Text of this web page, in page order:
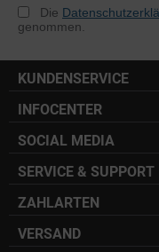
Die
genommen.
KUNDENSERVICE
INFOCENTER
SOCIAL MEDIA
SERVICE & SUPPORT
ZAHLARTEN
VERSAND